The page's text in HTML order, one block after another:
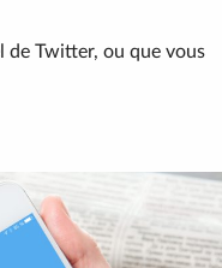
de Twitter, ou que vous